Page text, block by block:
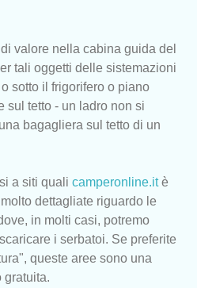
valore nella cabina guida del
tali oggetti delle sistemazioni
sotto il frigorifero o piano
sul tetto - un ladro non si
bagagliera sul tetto di un
a siti quali camperonline.itè
dettagliate riguardo le
in molti casi, potremo
i serbatoi. Se preferite
queste aree sono una
gratuita.